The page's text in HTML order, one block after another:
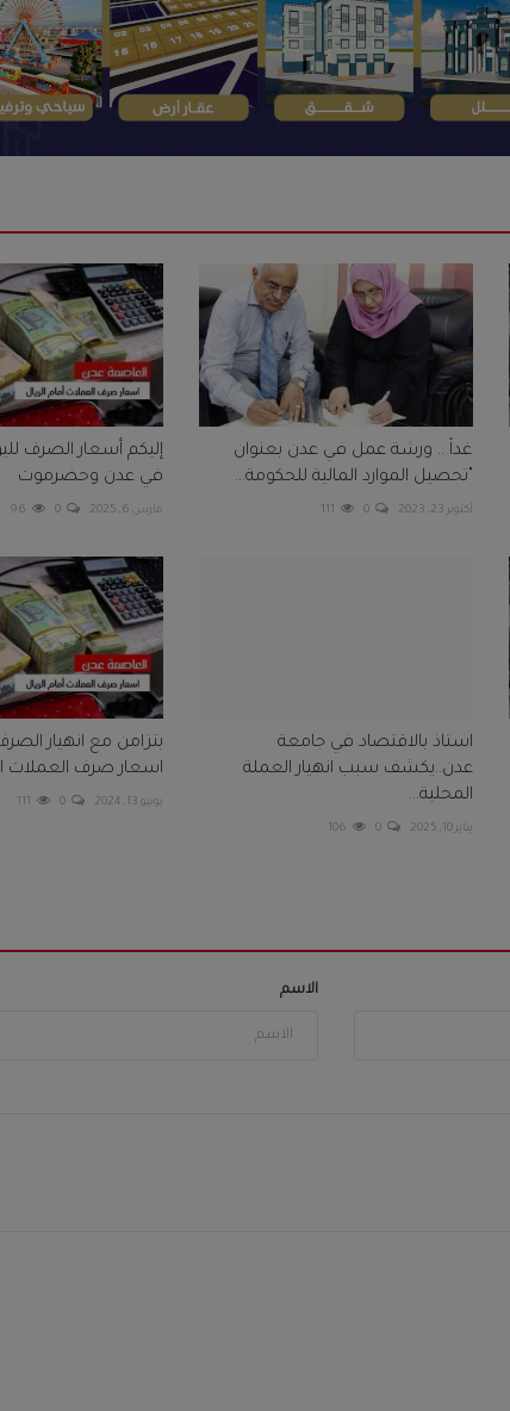
غداً .. ورشة عمل في عدن بعنوان
"تحصيل الموارد المالية للحكومة...
أكتوبر 23, 2023 0
111
إليكم أسعار الصرف
في عدن وحضرموت
مارس 6, 2025 0
96
استاذ بالاقتصاد في جامعة
عدن..يكشف سبب انهيار العملة
المحلية...
يناير 10, 2025 0
106
بتزامن مع انهيار
اسعار صرف العملات
يونيو 13, 2024 0
111
الاسم